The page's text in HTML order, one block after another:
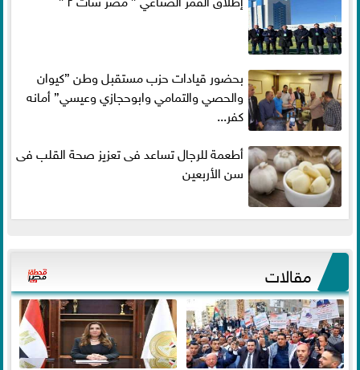
بحضور قيادات حزب مستقبل وطن ”كيوان
والحصي والتمامي وابوحجازي وعيسي” أمانه
كفر...
أطعمة للرجال تساعد فى تعزيز صحة القلب فى
سن الأربعين
مقالات